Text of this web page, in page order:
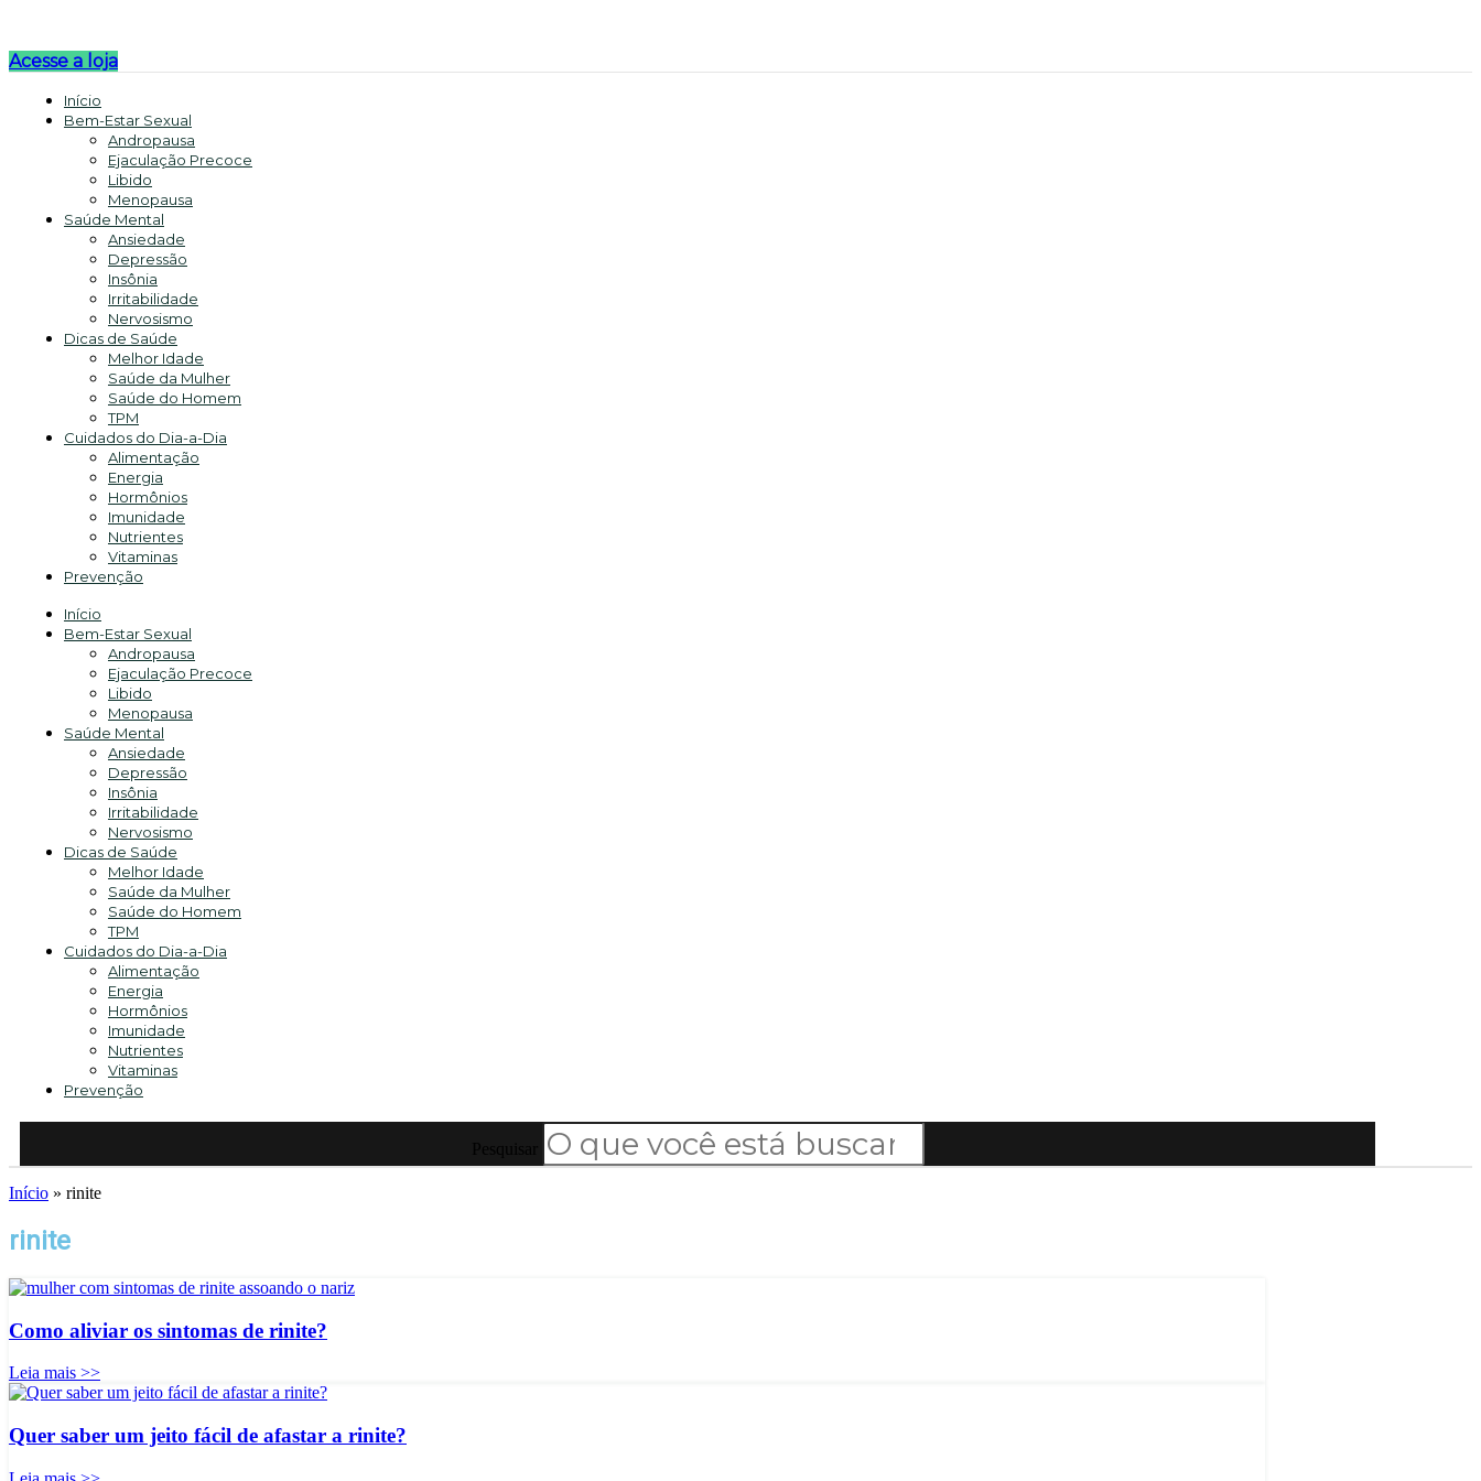
Acesse a loja
Início
Bem-Estar Sexual
Andropausa
Ejaculação Precoce
Libido
Menopausa
Saúde Mental
Ansiedade
Depressão
Insônia
Irritabilidade
Nervosismo
Dicas de Saúde
Melhor Idade
Saúde da Mulher
Saúde do Homem
TPM
Cuidados do Dia-a-Dia
Alimentação
Energia
Hormônios
Imunidade
Nutrientes
Vitaminas
Prevenção
Início
Bem-Estar Sexual
Andropausa
Ejaculação Precoce
Libido
Menopausa
Saúde Mental
Ansiedade
Depressão
Insônia
Irritabilidade
Nervosismo
Dicas de Saúde
Melhor Idade
Saúde da Mulher
Saúde do Homem
TPM
Cuidados do Dia-a-Dia
Alimentação
Energia
Hormônios
Imunidade
Nutrientes
Vitaminas
Prevenção
Início » rinite
rinite
Como aliviar os sintomas de rinite?
Leia mais >>
Quer saber um jeito fácil de afastar a rinite?